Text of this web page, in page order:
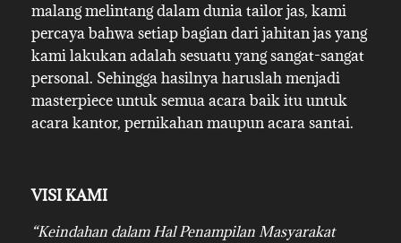
malang melintang dalam dunia tailor jas, kami
percaya bahwa setiap bagian dari jahitan jas yang
kami lakukan adalah sesuatu yang sangat-sangat
personal. Sehingga hasilnya haruslah menjadi
masterpiece untuk semua acara baik itu untuk
acara kantor, pernikahan maupun acara santai.
VISI KAMI
“Keindahan dalam Hal Penampilan Masyarakat